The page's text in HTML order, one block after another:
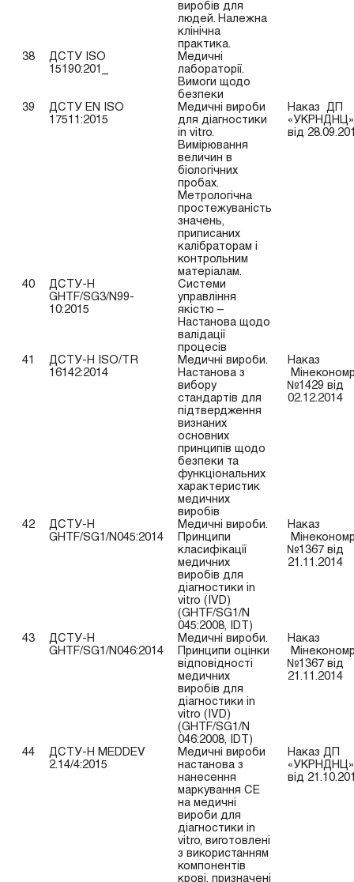
виробів для
людей. Належна
клінічна
практика.
38
ДСТУ ISO
15190:201_
Медичні
лабораторії.
Вимоги щодо
безпеки
39
ДСТУ EN ISO
17511:2015
Медичні вироби
для діагностики
in vitro.
Вимірювання
величин в
біологічних
пробах.
Метрологічна
простежуваність
значень,
приписаних
калібраторам і
контрольним
матеріалам.
Наказ ДП
від
40
ДСТУ-Н
GHTF/SG3/N99-
10:2015
Системи
управління
якістю –
Настанова щодо
валідації
процесів
41
ДСТУ-Н ISO/TR
16142:2014
Медичні вироби.
Настанова з
вибору
стандартів для
підтвердження
визнаних
основних
принципів щодо
безпеки та
функціональних
характеристик
медичних
виробів
Наказ
№1429 від
02.12.2014
42
ДСТУ-Н
GHTF/SG1/N045:2014
Медичні вироби.
Принципи
класифікації
медичних
виробів для
діагностики in
vitro (IVD)
(GHTF/SG1/N
045:2008, IDT)
Наказ
№1367 від
21.11.2014
43
ДСТУ-Н
GHTF/SG1/N046:2014
Медичні вироби.
Принципи оцінки
відповідності
медичних
виробів для
діагностики in
vitro (IVD)
(GHTF/SG1/N
046:2008, IDT)
Наказ
№1367 від
21.11.2014
44
ДСТУ-Н MEDDEV
2.14/4:2015
Медичні вироби
настанова з
нанесення
маркування СЕ
на медичні
вироби для
діагностики in
vitro, виготовлені
з використанням
компонентів
крові, призначені
Наказ ДП
від